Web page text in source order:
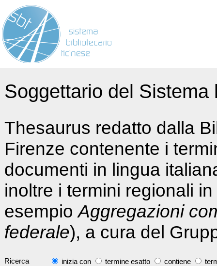
Soggettario del
Thesaurus redatto dalla
Firenze contenente i
documenti in lingua
inoltre i termini regionali
esempioAggregazioni
federale), a cura del
Ricerca inizia con termine esatto contiene